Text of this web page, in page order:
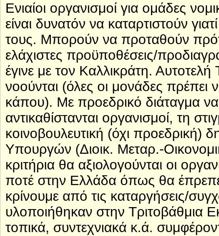
Ενιαίοι οργανισμοί για ομάδες
είναι δυνατόν να καταρτιστούν
τους. Μπορούν να προταθούν
ελάχιστες προϋποθέσεις/
έγινε με τον Καλλικράτη.
νοούνται (όλες οι μονάδες πρέπει
κάπου). Με προεδρικό διάταγμα να
αντικαθίστανται οργανισμοί, τη
κοινοβουλευτική (όχι προεδρική)
Υπουργών (Διοικ. Μεταρ.-
κριτήρια θα αξιολογούνται οι
ποτέ στην Ελλάδα όπως θα έπρεπε
κρίνουμε από τις καταργήσεις/
υλοποιήθηκαν στην Τριτοβάθμια
τοπικά, συντεχνιακά κ.ά.